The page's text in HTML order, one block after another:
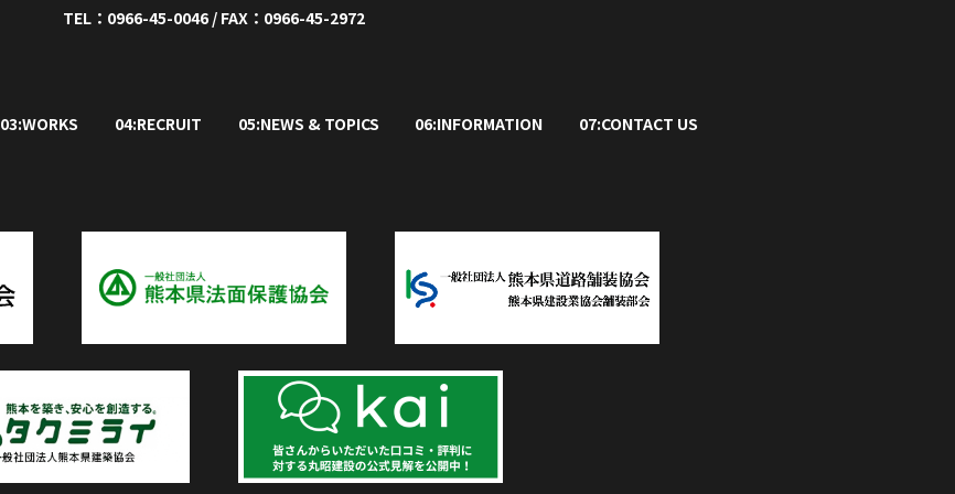
TEL：0966-45-0046 / FAX：0966-45-2972
03:WORKS 04:RECRUIT 05:NEWS & TOPICS 06:INFORMATION 07:CONTACT US